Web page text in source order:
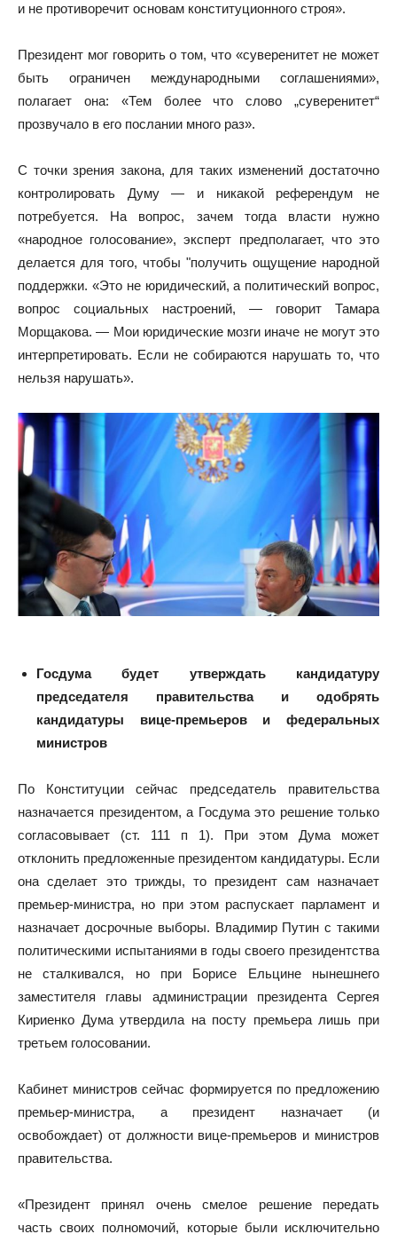
и не противоречит основам конституционного строя».
Президент мог говорить о том, что «суверенитет не может
быть ограничен международными соглашениями»,
полагает она: «Тем более что слово „суверенитет“
прозвучало в его послании много раз».
С точки зрения закона, для таких изменений достаточно
контролировать Думу — и никакой референдум не
потребуется. На вопрос, зачем тогда власти нужно
«народное голосование», эксперт предполагает, что это
делается для того, чтобы "получить ощущение народной
поддержки. «Это не юридический, а политический вопрос,
вопрос социальных настроений, — говорит Тамара
Морщакова. — Мои юридические мозги иначе не могут это
интерпретировать. Если не собираются нарушать то, что
нельзя нарушать».
Госдума будет утверждать кандидатуру
председателя правительства и одобрять
кандидатуры вице-премьеров и федеральных
министров
По Конституции сейчас председатель правительства
назначается президентом, а Госдума это решение только
согласовывает (ст. 111 п 1). При этом Дума может
отклонить предложенные президентом кандидатуры. Если
она сделает это трижды, то президент сам назначает
премьер-министра, но при этом распускает парламент и
назначает досрочные выборы. Владимир Путин с такими
политическими испытаниями в годы своего президентства
не сталкивался, но при Борисе Ельцине нынешнего
заместителя главы администрации президента Сергея
Кириенко Дума утвердила на посту премьера лишь при
третьем голосовании.
Кабинет министров сейчас формируется по предложению
премьер-министра, а президент назначает (и
освобождает) от должности вице-премьеров и министров
правительства.
«Президент принял очень смелое решение передать
часть своих полномочий, которые были исключительно